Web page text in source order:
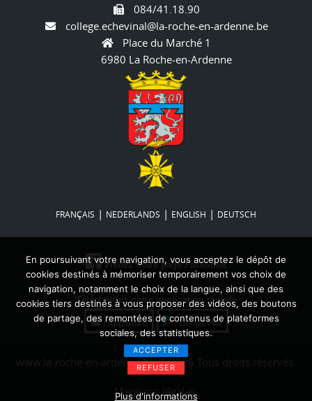
En poursuivant votre navigation, vous acceptez le dépôt de
cookies destinés à mémoriser temporairement vos choix de
navigation, notamment le choix de la langue, ainsi que des
cookies tiers destinés à vous proposer des vidéos, des boutons
de partage, des remontées de contenus de plateformes
sociales, des statistiques.
ACCEPTER
REFUSER
Plus d'informations
084/41.18.90
college.echevinal@la-roche-en-ardenne.be
Place du Marché 1
6980 La Roche-en-Ardenne
FRANÇAIS | NEDERLANDS | ENGLISH | DEUTSCH
Visitez notre page Facebook
Téléchargez notre application mobile
www.la-roche-en-ardenne.be © 2026 Tous droits réservés.
Mentions légales